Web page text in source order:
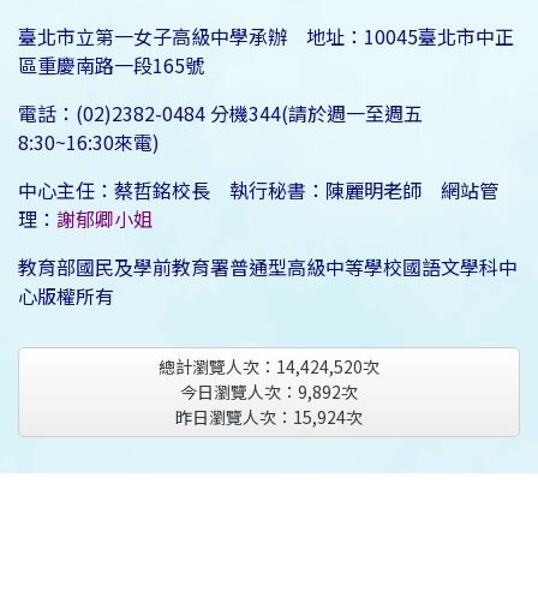
臺北市立第一女子高級中學承辦 地址：10045臺北市中正
區重慶南路一段165號
電話：(02)2382-0484 分機344(請於週一至週五
8:30~16:30來電)
中心主任：蔡哲銘校長 執行秘書：陳麗明老師 網站管
理： 謝郁卿小姐
教育部國民及學前教育署普通型高級中等學校國語文學科中
心版權所有
總計瀏覽人次： 14,424,520次
今日瀏覽人次： 9,892次
昨日瀏覽人次： 15,924次